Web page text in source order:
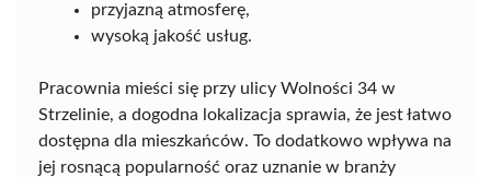
przyjazną atmosferę,
wysoką jakość usług.
Pracownia mieści się przy ulicy Wolności 34 w
Strzelinie, a dogodna lokalizacja sprawia, że jest łatwo
dostępna dla mieszkańców. To dodatkowo wpływa na
jej rosnącą popularność oraz uznanie w branży